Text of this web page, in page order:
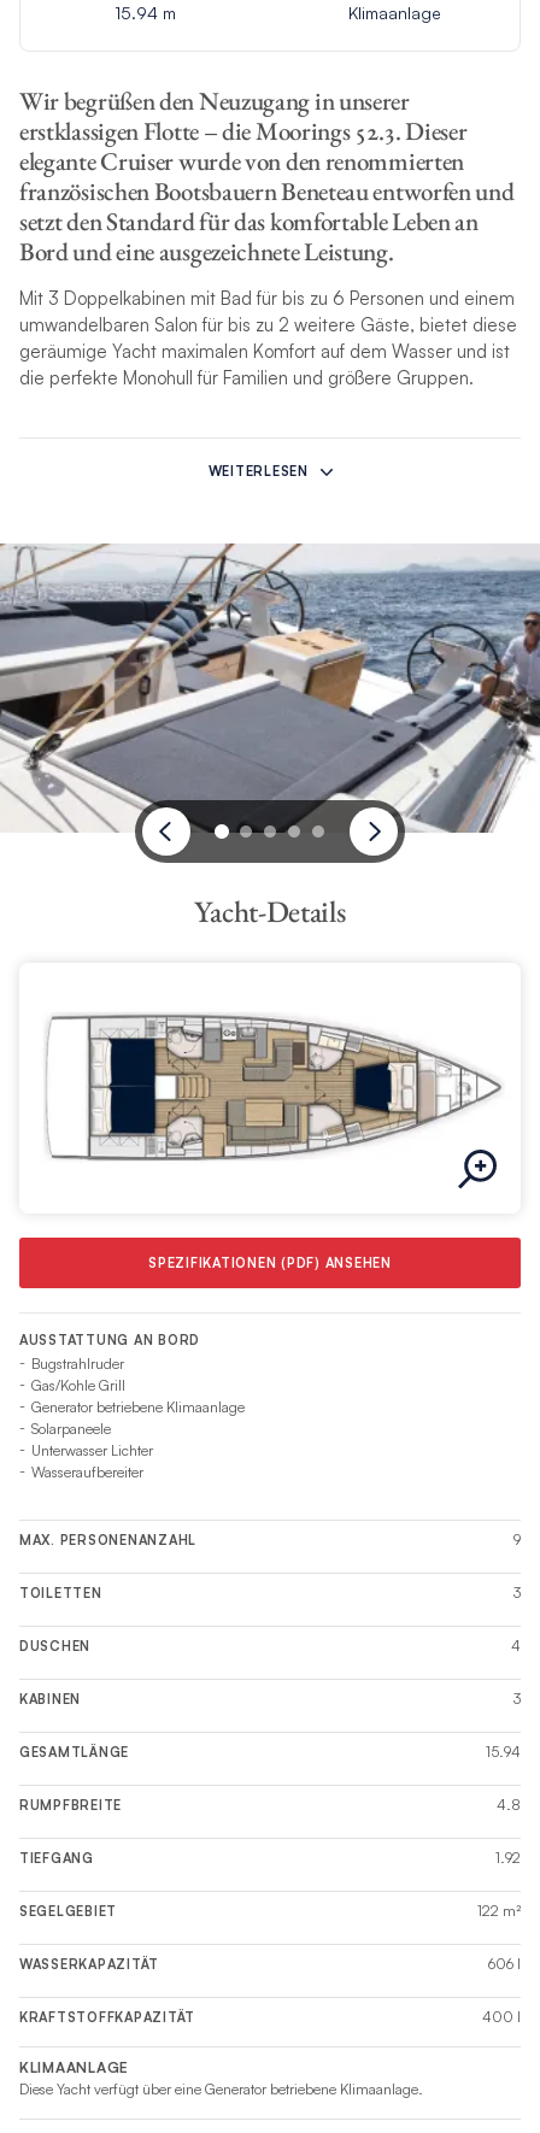
15.94 m Klimaanlage
Wir begrüßen den Neuzugang in unserer
erstklassigen Flotte – die Moorings 52.3. Dieser
elegante Cruiser wurde von den renommierten
französischen Bootsbauern Beneteau entworfen und
setzt den Standard für das komfortable Leben an
Bord und eine ausgezeichnete Leistung.
Mit 3 Doppelkabinen mit Bad für bis zu 6 Personen und einem
umwandelbaren Salon für bis zu 2 weitere Gäste, bietet diese
geräumige Yacht maximalen Komfort auf dem Wasser und ist
die perfekte Monohull für Familien und größere Gruppen.
Ausgestattet mit modernster Yachttechnologie und
Annehmlichkeiten bietet die Moorings 52.3 ultimativen
elektrische Winde, Bugstrahlruder, Gasgrill und
generatorbetriebene Klimaanlage.
WEITERLESEN
Yacht-Details
SPEZIFIKATIONEN (PDF) ANSEHEN
AUSSTATTUNG AN BORD
Bugstrahlruder
Gas/Kohle Grill
Generator betriebene Klimaanlage
Solarpaneele
Unterwasser Lichter
Wasseraufbereiter
MAX. PERSONENANZAHL 9
TOILETTEN 3
DUSCHEN 4
KABINEN 3
GESAMTLÄNGE 15.94
RUMPFBREITE 4.8
TIEFGANG 1.92
SEGELGEBIET 122 m²
WASSERKAPAZITÄT 606 l
KRAFTSTOFFKAPAZITÄT 400 l
KLIMAANLAGE
Diese Yacht verfügt über eine Generator betriebene Klimaanlage.